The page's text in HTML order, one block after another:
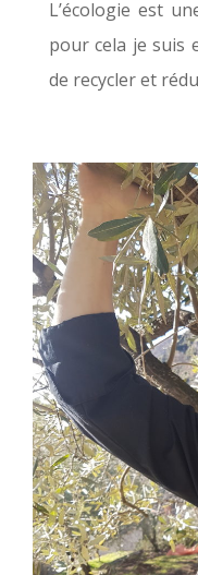
L’écologie est
pour cela je suis
de recycler et